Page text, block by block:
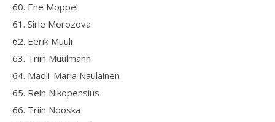
60. Ene Moppel
61. Sirle Morozova
62. Eerik Muuli
63. Triin Muulmann
64. Madli-Maria Naulainen
65. Rein Nikopensius
66. Triin Nooska